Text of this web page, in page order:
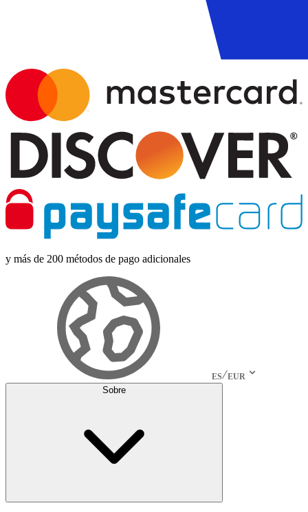
y más de 200 métodos de pago adicionales
ES EUR
Sobre